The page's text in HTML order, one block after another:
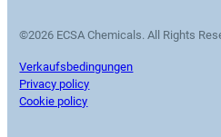
©2026 ECSA Chemicals. All Rights
Verkaufsbedingungen
Privacy policy
Cookie policy